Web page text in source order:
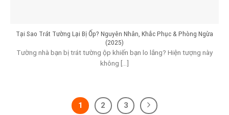
Tại Sao Trát Tường Lại Bị Ốp? Nguyên Nhân, Khắc Phục & Phòng Ngừa
(2025)
Tường nhà bạn bị trát tường ộp khiến bạn lo lắng? Hiện tượng này
không [...]
1 2 3